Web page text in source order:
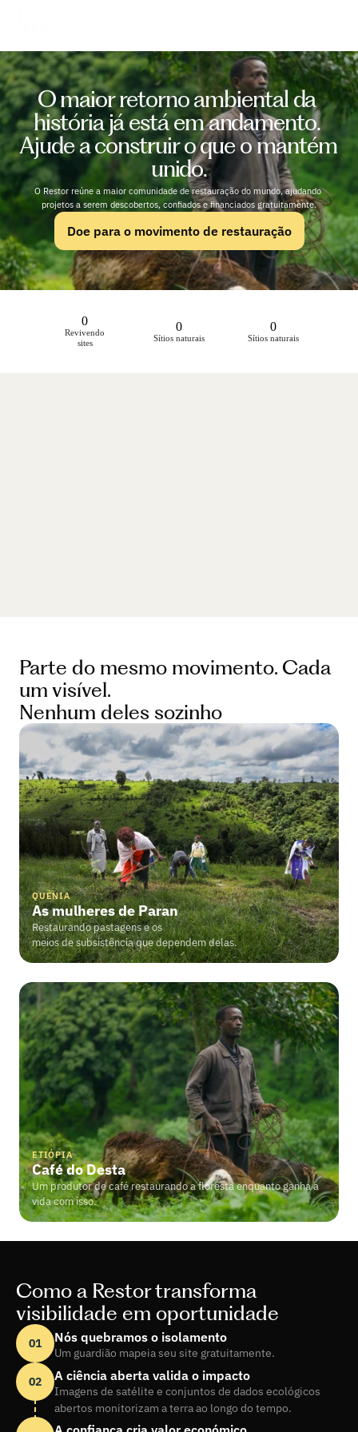
O maior retorno ambiental da
história já está em andamento.
Ajude a construir o que o mantém
unido.
O Restor reúne a maior comunidade de restauração do mundo, ajudando
projetos a serem descobertos, confiados e financiados gratuitamente.
Doe para o movimento de restauração
0
Revivendo
sites
0
Sítios naturais
0
Sítios naturais
Parte do mesmo movimento. Cada
um visível.
Nenhum deles sozinho
QUÉNIA
As mulheres de Paran
Restaurando pastagens e os
meios de subsistência que dependem delas.
ETIÓPIA
Café do Desta
Um produtor de café restaurando a floresta enquanto ganha a
vida com isso.
Como a Restor transforma
visibilidade em oportunidade
01 Nós quebramos o isolamento
Um guardião mapeia seu site gratuitamente.
02
A ciência aberta valida o impacto
Imagens de satélite e conjuntos de dados ecológicos
abertos monitorizam a terra ao longo do tempo.